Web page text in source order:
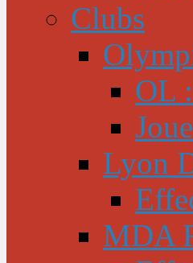
Clubs
OL
Lyon
MDA